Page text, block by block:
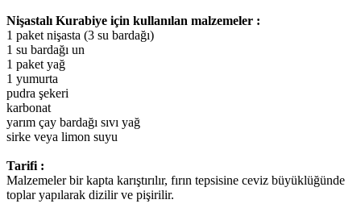
Nişastalı Kurabiye için kullanılan malzemeler :
1 paket nişasta (3 su bardağı)
1 su bardağı un
1 paket yağ
1 yumurta
pudra şekeri
karbonat
yarım çay bardağı sıvı yağ
sirke veya limon suyu
Tarifi :
Malzemeler bir kapta karıştırılır, fırın tepsisine ceviz büyüklüğünde
toplar yapılarak dizilir ve pişirilir.